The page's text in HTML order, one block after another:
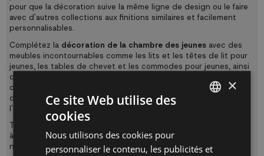
pour que la décoration suive la même ligne de design ou le faire
avec d'autres collections aux finitions similaires et facilement
personnalisables.
Complétez la décoration de la chambre des jeunes avec des
meubles incontournables comme les lits et les têtes de lit pour
jeunes, les tables de chevet et les commodes pour jeunes, ainsi
que tout ce dont vous avez besoin pour créer un espace
d'étude avec des
chaises
d'étude et de jeusans oublier les détails de la
l'
Tous nos
à partir de matériaux de haute qualité, très durables et
nécessitant un entretien très facile sans produits chimiques.
×
Ce site Web utilise des
cookies
Nous utilisons des cookies pour
personnaliser le contenu, les publicités et